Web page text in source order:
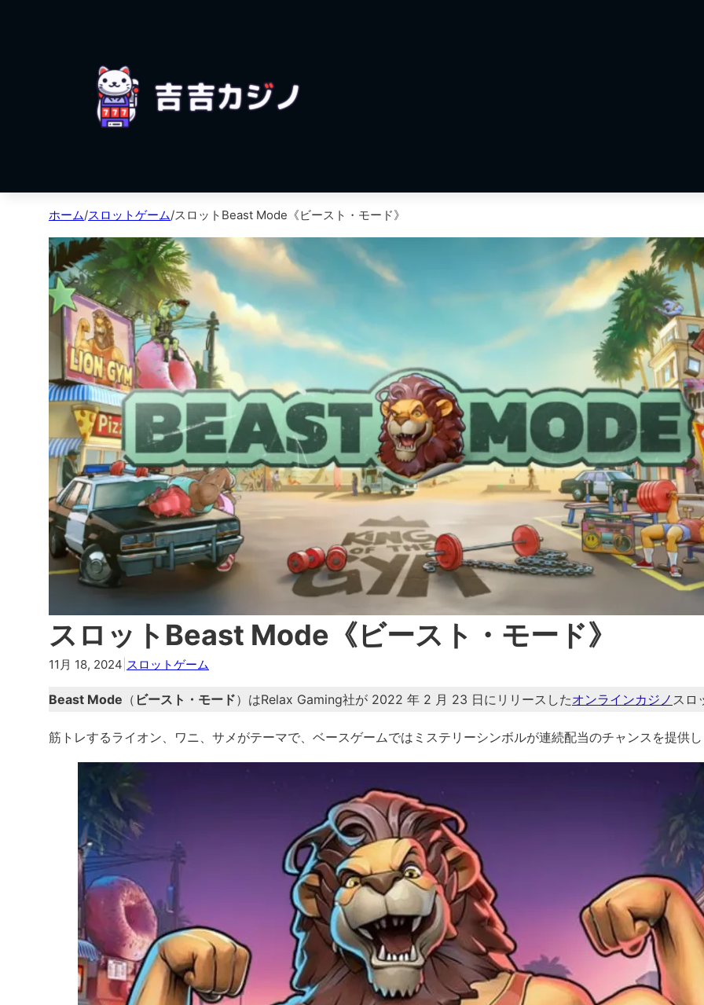
ホーム/スロットゲーム/スロットBeast Mode《ビースト・モード》
スロットBeast Mode《ビースト・モード》
11月 18, 2024 スロットゲーム
Beast Mode （ ビースト・モード）はRelax Gaming社が 2022 年 2 月 23 日にリリースしたオンラインカジノ スロ
筋トレするライオン、ワニ、サメがテーマで、ベースゲームではミステリーシンボルが連続配当のチャンスを提供